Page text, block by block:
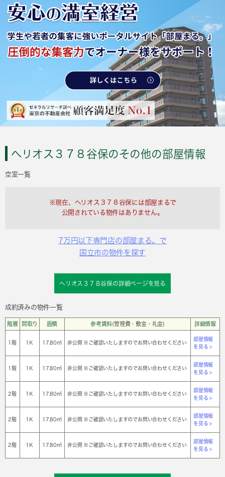
ヘリオス３７８谷保のその他の部屋情報
空室一覧
※現在、ヘリオス３７８谷保には部屋まるで
公開されている物件はありません。
7万円以下専門店の部屋まる。で
国立市の物件を探す
ヘリオス３７８谷保の詳細ページを見る
成約済みの物件一覧
階層 間取り 面積 参考賃料(管理費・敷金・礼金) 詳細情報
1階 1Ｋ 17.80㎡ 非公開 ※ご確認いたしますのでお問い合わせください
部屋情報
を見る >
1階 1Ｋ 17.80㎡ 非公開 ※ご確認いたしますのでお問い合わせください
部屋情報
を見る >
2階 1Ｋ 17.80㎡ 非公開 ※ご確認いたしますのでお問い合わせください
部屋情報
を見る >
2階 1Ｋ 17.80㎡ 非公開 ※ご確認いたしますのでお問い合わせください
部屋情報
を見る >
2階 1Ｋ 17.80㎡ 非公開 ※ご確認いたしますのでお問い合わせください
部屋情報
を見る >